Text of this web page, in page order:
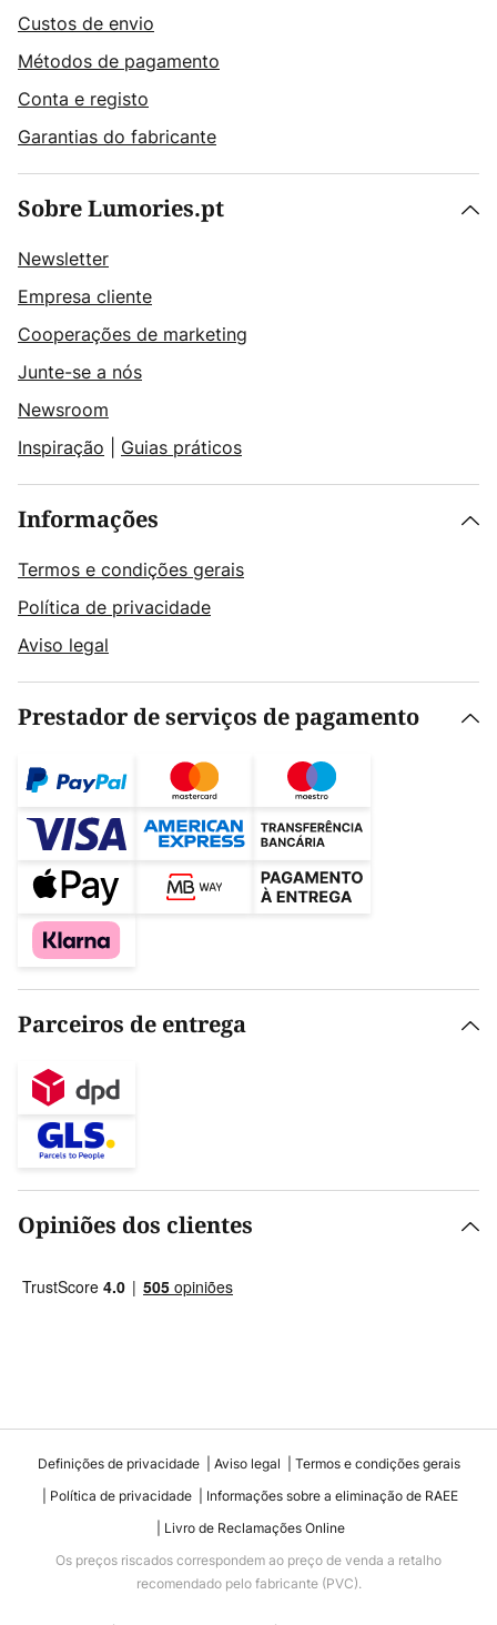
Custos de envio
Métodos de pagamento
Conta e registo
Garantias do fabricante
Sobre Lumories.pt
Newsletter
Empresa cliente
Cooperações de marketing
Junte-se a nós
Newsroom
Inspiração
Guias práticos
Informações
Termos e condições gerais
Política de privacidade
Aviso legal
Prestador de serviços de pagamento
Parceiros de entrega
Opiniões dos clientes
Definições de privacidade Aviso legal
Termos e condições gerais
Política de privacidade
Informações sobre a eliminação de RAEE
Livro de Reclamações Online
Os preços riscados correspondem ao preço de venda a retalho
recomendado pelo fabricante (PVC).